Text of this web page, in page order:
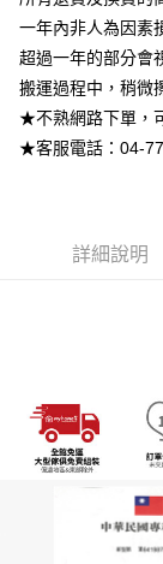
4.訂單成立30分鐘
法說明評估內容。
【繳款方式說明】
1.分期款項不併入
醒簡訊。
2.透過簡訊連結打開
用戶於交易時，得
資料（包含姓名、
由本公司與您本人
3.完整用戶服務條
便利好安心！
１．簡單：不需註冊
２．便利：只要手機
【「AFTEE先享後
１．於結帳方式選
結帳頁面，進行簡訊
※ 請注意：結帳手
購買商品的店家。
是否繳費成功／繳
１．透過由恩沛科
易，需依本服務之
權轉讓予恩沛科技股
２．關於個人資料
https://aftee.tw/
３．未成年的使用
「AFTEE先享後付
運送方式
➤一般商品『宅配
樓 3.購買大型家具
免運費
每筆NT$3,000，
一年內非人為因素
超過一年的部分會
搬運過程中，稍微
★不熟網路下單，
★客服電話：04-
詳細說明